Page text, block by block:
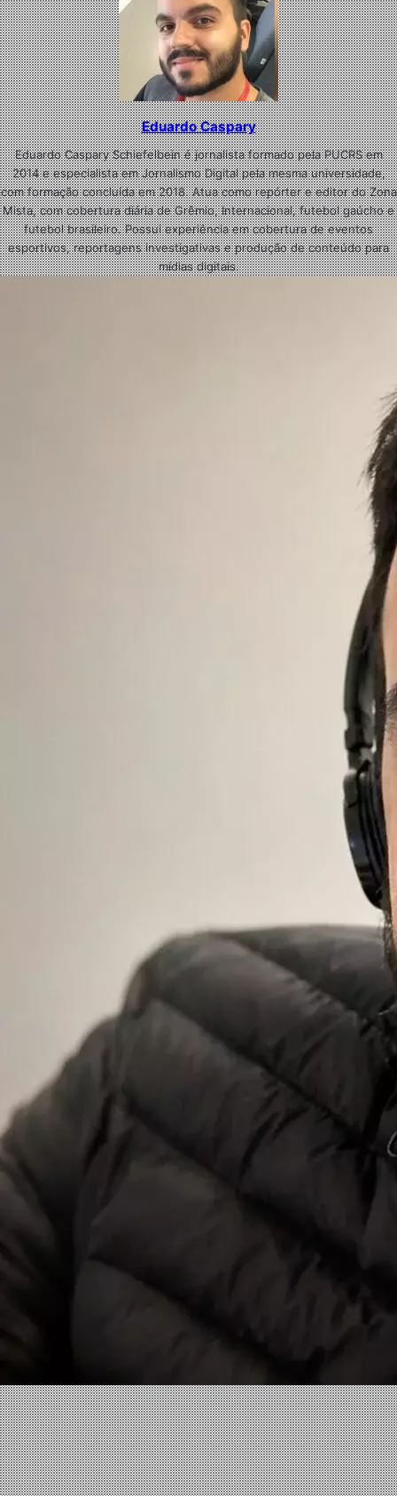
Eduardo Caspary
Eduardo Caspary Schiefelbein é jornalista formado pela PUCRS em
2014 e especialista em Jornalismo Digital pela mesma universidade,
com formação concluída em 2018. Atua como repórter e editor do Zona
Mista, com cobertura diária de Grêmio, Internacional, futebol gaúcho e
futebol brasileiro. Possui experiência em cobertura de eventos
esportivos, reportagens investigativas e produção de conteúdo para
mídias digitais.
Facebook
X